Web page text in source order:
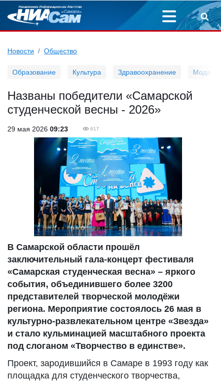
Новости Общество
Образование Культура Здравоохранение Мода
Названы победители «Самарской
студенческой весны - 2026»
29 мая 2026 09:23 617
В Самарской области прошёл
заключительный гала‑концерт фестиваля
«Самарская студенческая весна» – яркого
события, объединившего более 3200
представителей творческой молодёжи
региона. Мероприятие состоялось 26 мая в
культурно‑развлекательном центре «Звезда»
и стало кульминацией масштабного проекта
под слоганом «Творчество в единстве».
Проект, зародившийся в Самаре в 1993 году как
площадка для студенческого творчества,